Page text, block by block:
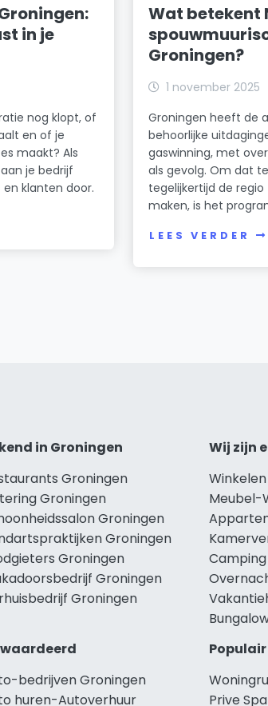
in je
nog klopt, of
en of je
maakt? Als
je bedrijf
klanten door.
Wat betekent
Groningen?
1 november 2025
Groningen heeft de
behoorlijke
gaswinning, met
als gevolg. Om dat
tegelijkertijd de
maken, is het
LEES VERDER
in Groningen
Groningen
Groningen
Groningen
Groningen
Groningen
Groningen
Groningen
Wij zijn
Meubel-
bedrijven Groningen
huren-Autoverhuur
Populair
Prive